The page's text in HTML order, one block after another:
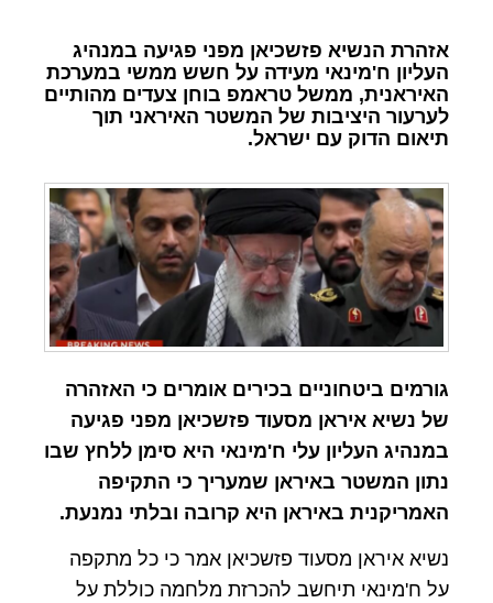
אזהרת הנשיא פזשכיאן מפני פגיעה במנהיג
העליון ח'מינאי מעידה על חשש ממשי במערכת
האיראנית, ממשל טראמפ בוחן צעדים מהותיים
לערעור היציבות של המשטר האיראני תוך
תיאום הדוק עם ישראל.
גורמים ביטחוניים בכירים אומרים כי האזהרה
של נשיא איראן מסעוד פזשכיאן מפני פגיעה
במנהיג העליון עלי ח'מינאי היא סימן ללחץ שבו
נתון המשטר באיראן שמעריך כי התקיפה
האמריקנית באיראן היא קרובה ובלתי נמנעת.
נשיא איראן מסעוד פזשכיאן אמר כי כל מתקפה
על ח'מינאי תיחשב להכרזת מלחמה כוללת על